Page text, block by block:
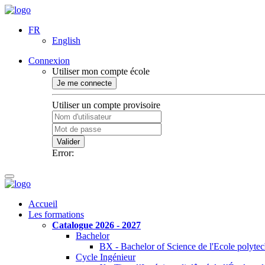
FR
English
Connexion
Utiliser mon compte école
Je me connecte
Utiliser un compte provisoire
Valider
Error:
Accueil
Les formations
Catalogue 2026 - 2027
Bachelor
BX - Bachelor of Science de l'Ecole
Cycle Ingénieur